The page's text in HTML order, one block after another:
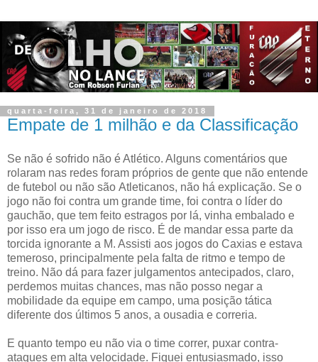
quarta-feira, 31 de janeiro de 2018
Empate de 1 milhão e da Classificação
Se não é sofrido não é Atlético. Alguns comentários que
rolaram nas redes foram próprios de gente que não entende
de futebol ou não são Atleticanos, não há explicação. Se o
jogo não foi contra um grande time, foi contra o líder do
gauchão, que tem feito estragos por lá, vinha embalado e
por isso era um jogo de risco. É de mandar essa parte da
torcida ignorante a M. Assisti aos jogos do Caxias e estava
temeroso, principalmente pela falta de ritmo e tempo de
treino. Não dá para fazer julgamentos antecipados, claro,
perdemos muitas chances, mas não posso negar a
mobilidade da equipe em campo, uma posição tática
diferente dos últimos 5 anos, a ousadia e correria.
E quanto tempo eu não via o time correr, puxar contra-
ataques em alta velocidade. Fiquei entusiasmado, isso